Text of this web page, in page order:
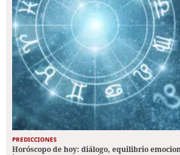
PREDICCIONES
Horóscopo de hoy: diálogo, equilibrio